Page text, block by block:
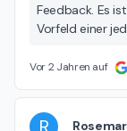
Feedback. Es
Vorfeld einer
eine sichere
Vor 2 Jahren auf
R